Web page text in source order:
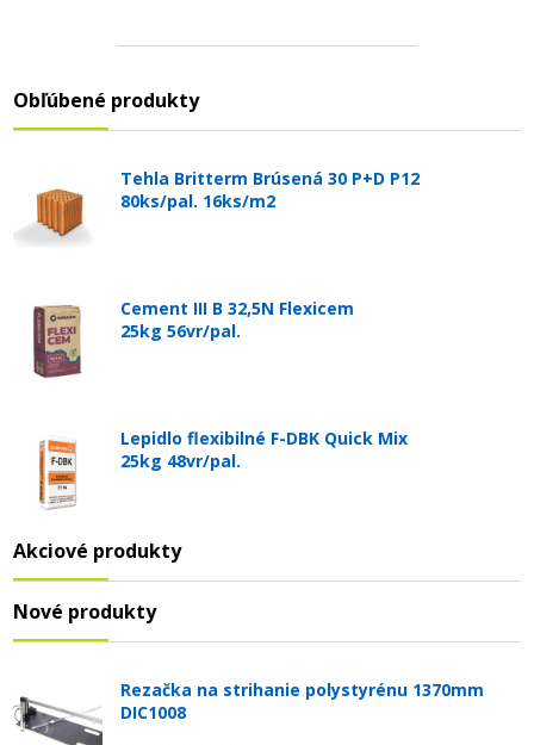
Obľúbené produkty
Tehla Britterm Brúsená 30 P+D P12
80ks/pal. 16ks/m2
Cement III B 32,5N Flexicem
25kg 56vr/pal.
Lepidlo flexibilné F-DBK Quick Mix
25kg 48vr/pal.
Akciové produkty
Nové produkty
Rezačka na strihanie polystyrénu 1370mm
DIC1008